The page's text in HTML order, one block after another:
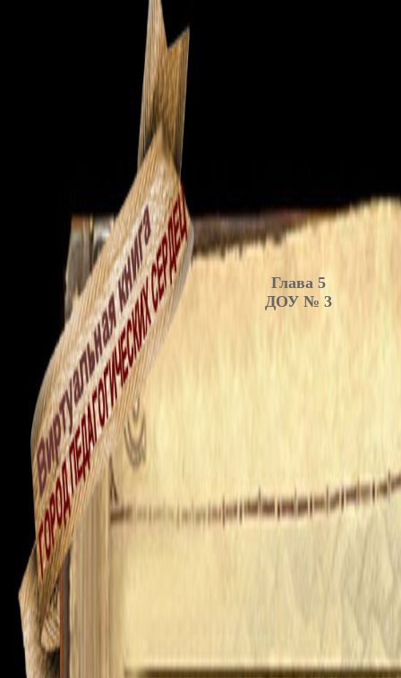
Глава 5
ДОУ № 3